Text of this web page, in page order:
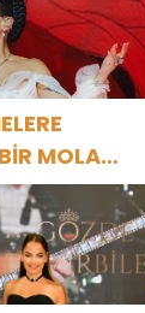
MOLA
SON
OLACAK!